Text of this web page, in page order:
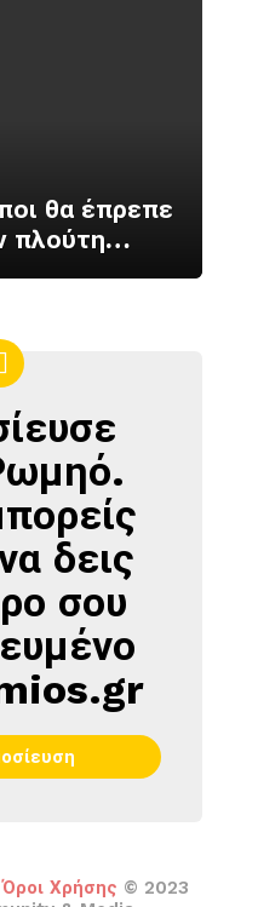
θα έπρεπε
πλούτη…
δεις
σου
Όροι Χρήσης © 2023